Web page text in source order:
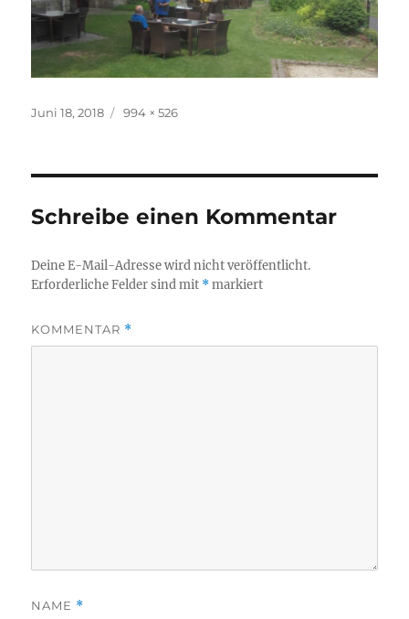
Veröffentlicht
Juni 18, 2018
Volle
994 × 526
Schreibe einen Kommentar
Deine E-Mail-Adresse wird nicht veröffentlicht.
Erforderliche Felder sind mit *markiert
KOMMENTAR *
NAME *